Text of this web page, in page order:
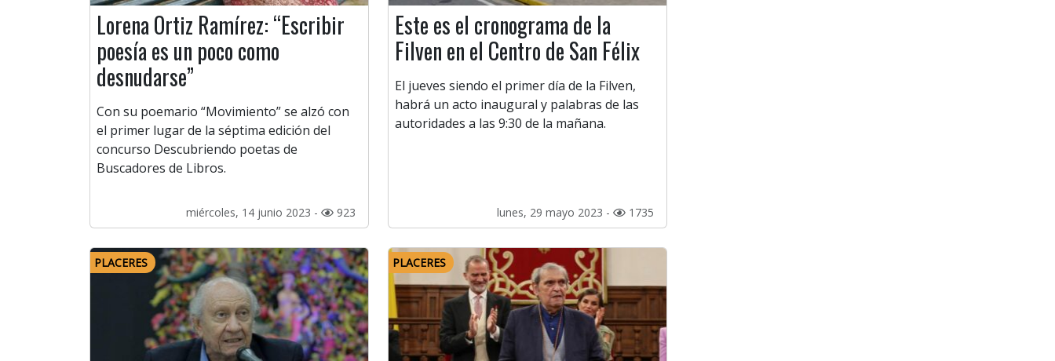
Lorena Ortiz Ramírez: “Escribir
poesía es un poco como
desnudarse”
Con su poemario “Movimiento” se alzó con
el primer lugar de la séptima edición del
concurso Descubriendo poetas de
Buscadores de Libros.
miércoles, 14 junio 2023 - 923
Este es el cronograma de la
Filven en el Centro de San Félix
El jueves siendo el primer día de la Filven,
habrá un acto inaugural y palabras de las
autoridades a las 9:30 de la mañana.
lunes, 29 mayo 2023 - 1735
PLACERES PLACERES